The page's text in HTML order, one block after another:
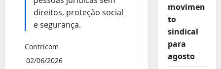
direitos, proteção social
e segurança.
Contricom
02/06/2026
movimen
to
sindical
para
agosto